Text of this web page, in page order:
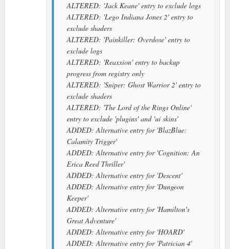
ALTERED: 'Jack Keane' entry to exclude logs
ALTERED: 'Lego Indiana Jones 2' entry to
exclude shaders
ALTERED: 'Painkiller: Overdose' entry to
exclude logs
ALTERED: 'Reaxxion' entry to backup
progress from registry only
ALTERED: 'Sniper: Ghost Warrior 2' entry to
exclude shaders
ALTERED: 'The Lord of the Rings Online'
entry to exclude 'plugins' and 'ui skins'
ADDED: Alternative entry for 'BlazBlue:
Calamity Trigger'
ADDED: Alternative entry for 'Cognition: An
Erica Reed Thriller'
ADDED: Alternative entry for 'Descent'
ADDED: Alternative entry for 'Dungeon
Keeper'
ADDED: Alternative entry for 'Hamilton's
Great Adventure'
ADDED: Alternative entry for 'HOARD'
ADDED: Alternative entry for 'Patrician 4'